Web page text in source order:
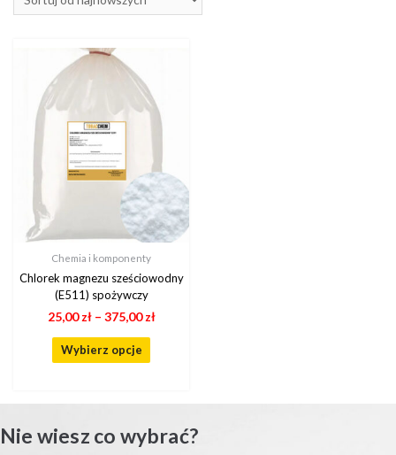
Chemia i komponenty
Chlorek magnezu sześciowodny
(E511) spożywczy
25,00zł– 375,00zł
Wybierz opcje
Nie wiesz co wybrać?